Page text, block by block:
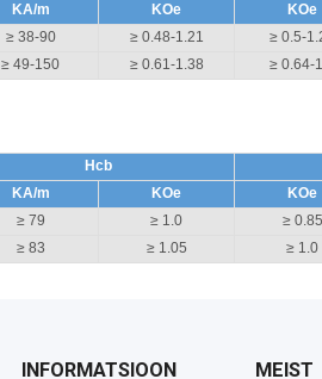
KA/m KOe KOe
≥ 38-90 ≥ 0.48-1.21 ≥ 0.5-
≥ 49-150 ≥ 0.61-1.38 ≥ 0.64-
Hcb
KA/m KOe KOe
≥ 79 ≥ 1.0 ≥ 0.85
≥ 83 ≥ 1.05 ≥ 1.0
INFORMATSIOON MEIST